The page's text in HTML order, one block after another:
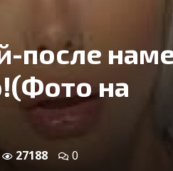
после
на
27188 0